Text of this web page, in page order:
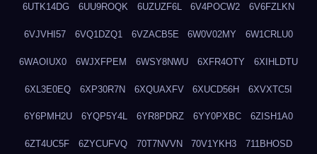
6UTK14DG 6UU9ROQK 6UZUZF6L 6V4POCW2 6V6FZLKN
6VJVHI57 6VQ1DZQ1 6VZACB5E 6W0V02MY 6W1CRLU0
6WAOIUX0 6WJXFPEM 6WSY8NWU 6XFR4OTY 6XIHLDTU
6XL3E0EQ 6XP30R7N 6XQUAXFV 6XUCD56H 6XVXTC5I
6Y6PMH2U 6YQP5Y4L 6YR8PDRZ 6YY0PXBC 6ZISH1A0
6ZT4UC5F 6ZYCUFVQ 70T7NVVN 70V1YKH3 711BHOSD